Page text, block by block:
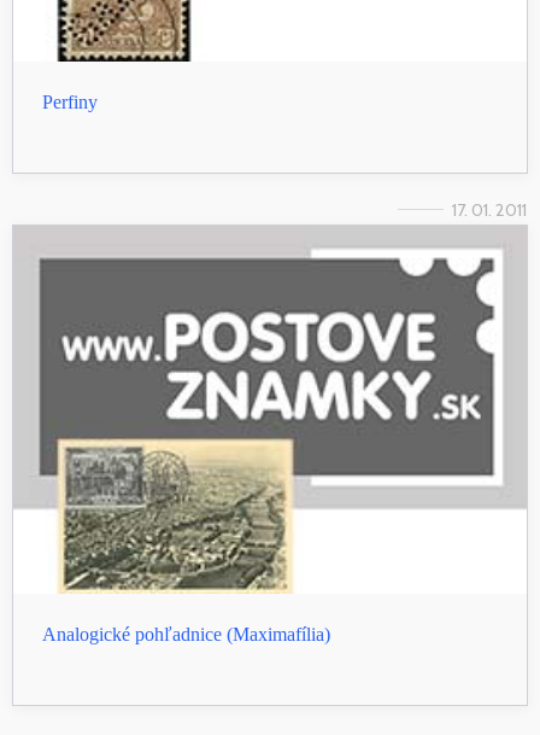
Perfiny
17. 01. 2011
Analogické pohľadnice (Maximafília)